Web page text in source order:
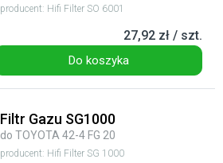
producent: Hifi Filter SO 6001
27,92 zł / szt.
Do koszyka
Filtr Gazu SG1000
do TOYOTA 42-4 FG 20
producent: Hifi Filter SG 1000